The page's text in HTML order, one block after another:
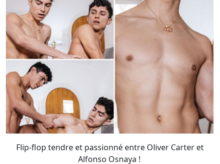
Flip-flop tendre et passionné entre Oliver Carter et
Alfonso Osnaya !
- Photos :
Power Vers